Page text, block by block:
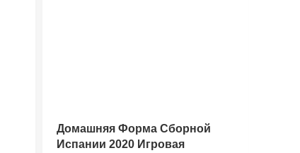
Домашняя Форма Сборной
Испании 2020 Игровая